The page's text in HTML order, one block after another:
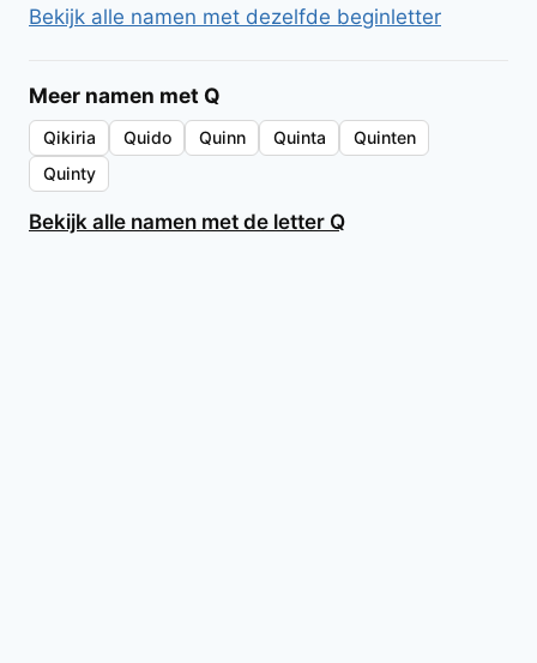
Bekijk alle namen met dezelfde beginletter
Meer namen met Q
Qikiria Quido Quinn Quinta
Quinten
Quinty
Bekijk alle namen met de letter Q